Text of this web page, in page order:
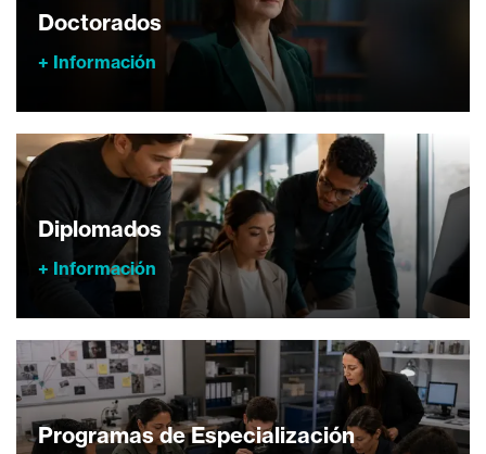
Doctorados
+ Información
Diplomados
+ Información
Programas de Especialización